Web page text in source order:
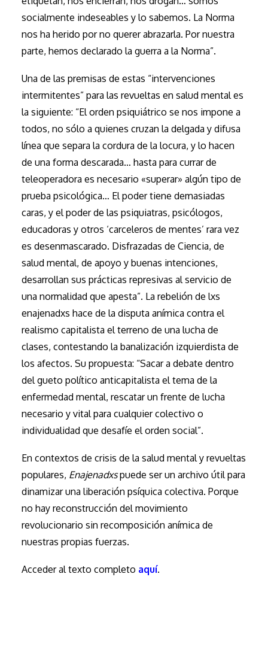
socialmente indeseables y lo sabemos. La Norma
nos ha herido por no querer abrazarla. Por nuestra
parte, hemos declarado la guerra a la Norma”.
Una de las premisas de estas “intervenciones
intermitentes” para las revueltas en salud mental es
la siguiente: “El orden psiquiátrico se nos impone a
todos, no sólo a quienes cruzan la delgada y difusa
línea que separa la cordura de la locura, y lo hacen
de una forma descarada… hasta para currar de
teleoperadora es necesario «superar» algún tipo de
prueba psicológica… El poder tiene demasiadas
caras, y el poder de las psiquiatras, psicólogos,
educadoras y otros ‘carceleros de mentes’ rara vez
es desenmascarado. Disfrazadas de Ciencia, de
salud mental, de apoyo y buenas intenciones,
desarrollan sus prácticas represivas al servicio de
una normalidad que apesta”. La rebelión de lxs
enajenadxs hace de la disputa anímica contra el
realismo capitalista el terreno de una lucha de
clases, contestando la banalización izquierdista de
los afectos. Su propuesta: “Sacar a debate dentro
del gueto político anticapitalista el tema de la
enfermedad mental, rescatar un frente de lucha
necesario y vital para cualquier colectivo o
individualidad que desafíe el orden social”.
En contextos de crisis de la salud mental y revueltas
populares, Enajenadxspuede ser un archivo útil para
dinamizar una liberación psíquica colectiva. Porque
no hay reconstrucción del movimiento
revolucionario sin recomposición anímica de
nuestras propias fuerzas.
Acceder al texto completo aquí.